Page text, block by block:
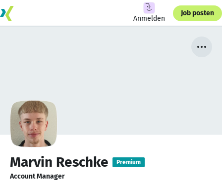
Anmelden
Job posten
Marvin Reschke Premium
Account Manager